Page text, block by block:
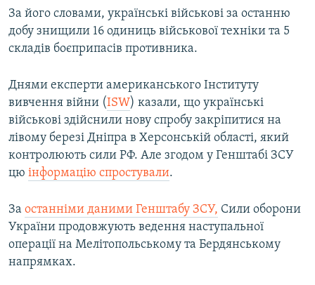
За його словами, українські військові за останню
добу знищили 16 одиниць військової техніки та 5
складів боєприпасів противника.
Днями експерти американського Інституту
вивчення війни (ISW) казали, що українські
військові здійснили нову спробу закріпитися на
лівому березі Дніпра в Херсонській області, який
контролюють сили РФ. Але згодом у Генштабі ЗСУ
цю інформацію спростували.
За останніми даними Генштабу ЗСУ, Сили оборони
України продовжують ведення наступальної
операції на Мелітопольському та Бердянському
напрямках.